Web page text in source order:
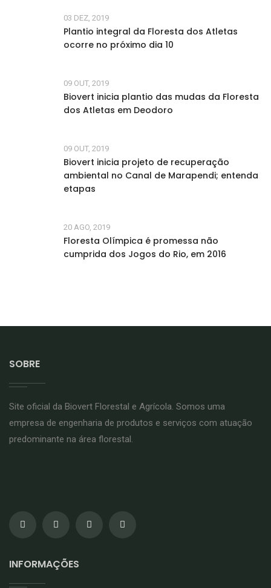
03 DEZ, 2019
Plantio integral da Floresta dos Atletas
ocorre no próximo dia 10
09 OUT, 2019
Biovert inicia plantio das mudas da Floresta
dos Atletas em Deodoro
09 OUT, 2019
Biovert inicia projeto de recuperação
ambiental no Canal de Marapendi; entenda
etapas
20 AGO, 2019
Floresta Olímpica é promessa não
cumprida dos Jogos do Rio, em 2016
SOBRE
Site oficial da Biovert Florestal e Agrícola. Somos uma
empresa de engenharia de produtos e serviços com atuação
predominante na área florestal.
INFORMAÇÕES